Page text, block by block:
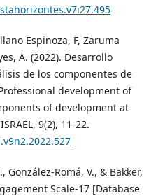
Espinoza, F, Zaruma
A. (2022). Desarrollo
de los componentes de
development of
of development at
9(2), 11-22.
González-Romá, V., & Bakker,
Scale-17 [Database